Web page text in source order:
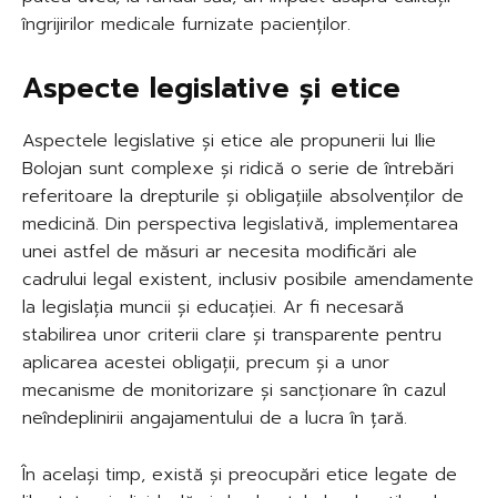
îngrijirilor medicale furnizate pacienților.
Aspecte legislative și etice
Aspectele legislative și etice ale propunerii lui Ilie
Bolojan sunt complexe și ridică o serie de întrebări
referitoare la drepturile și obligațiile absolvenților de
medicină. Din perspectiva legislativă, implementarea
unei astfel de măsuri ar necesita modificări ale
cadrului legal existent, inclusiv posibile amendamente
la legislația muncii și educației. Ar fi necesară
stabilirea unor criterii clare și transparente pentru
aplicarea acestei obligații, precum și a unor
mecanisme de monitorizare și sancționare în cazul
neîndeplinirii angajamentului de a lucra în țară.
În același timp, există și preocupări etice legate de